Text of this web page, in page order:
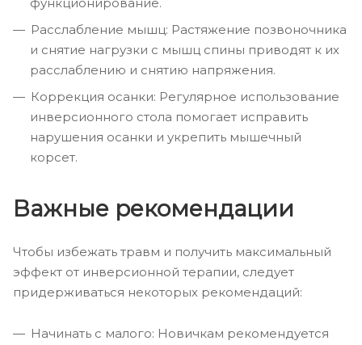
Расслабление мышц: Растяжение позвоночника
и снятие нагрузки с мышц спины приводят к их
расслаблению и снятию напряжения.
Коррекция осанки: Регулярное использование
инверсионного стола помогает исправить
нарушения осанки и укрепить мышечный
корсет.
Важные рекомендации
Чтобы избежать травм и получить максимальный
эффект от инверсионной терапии, следует
придерживаться некоторых рекомендаций:
Начинать с малого: Новичкам рекомендуется